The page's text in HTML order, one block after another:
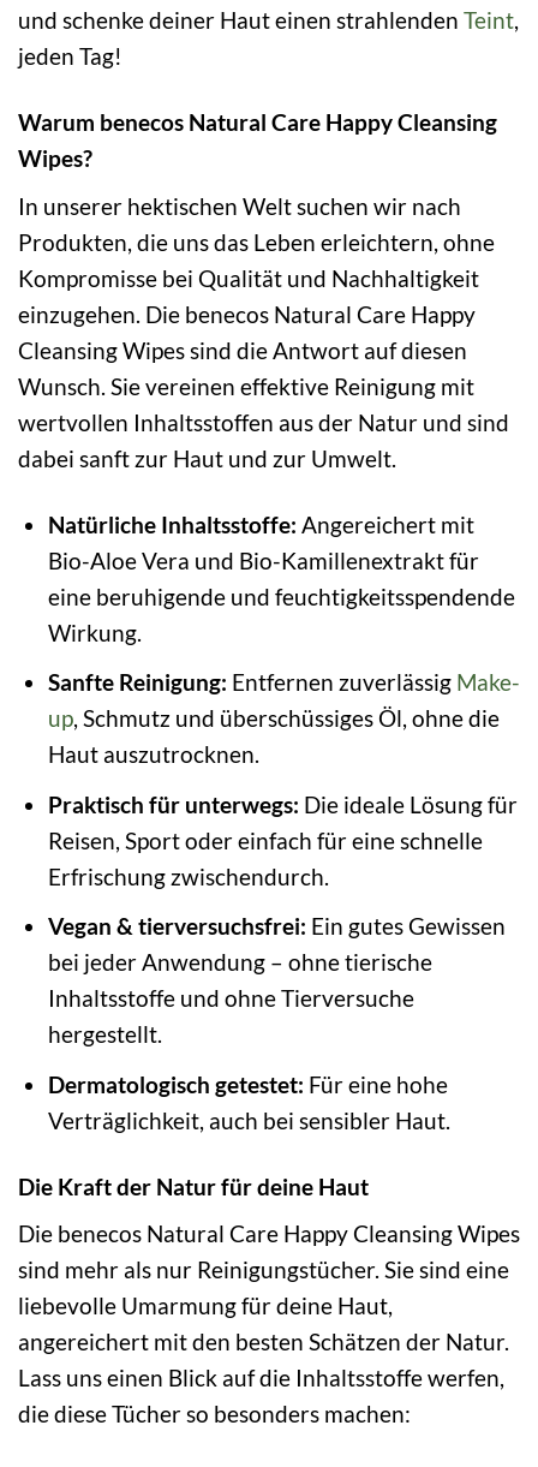
und schenke deiner Haut einen strahlenden Teint,
jeden Tag!
Warum benecos Natural Care Happy Cleansing
Wipes?
In unserer hektischen Welt suchen wir nach
Produkten, die uns das Leben erleichtern, ohne
Kompromisse bei Qualität und Nachhaltigkeit
einzugehen. Die benecos Natural Care Happy
Cleansing Wipes sind die Antwort auf diesen
Wunsch. Sie vereinen effektive Reinigung mit
wertvollen Inhaltsstoffen aus der Natur und sind
dabei sanft zur Haut und zur Umwelt.
Natürliche Inhaltsstoffe: Angereichert mit
Bio-Aloe Vera und Bio-Kamillenextrakt für
eine beruhigende und feuchtigkeitsspendende
Wirkung.
Sanfte Reinigung: Entfernen zuverlässig Make-
up, Schmutz und überschüssiges Öl, ohne die
Haut auszutrocknen.
Praktisch für unterwegs: Die ideale Lösung für
Reisen, Sport oder einfach für eine schnelle
Erfrischung zwischendurch.
Vegan & tierversuchsfrei: Ein gutes Gewissen
bei jeder Anwendung – ohne tierische
Inhaltsstoffe und ohne Tierversuche
hergestellt.
Dermatologisch getestet: Für eine hohe
Verträglichkeit, auch bei sensibler Haut.
Die Kraft der Natur für deine Haut
Die benecos Natural Care Happy Cleansing Wipes
sind mehr als nur Reinigungstücher. Sie sind eine
liebevolle Umarmung für deine Haut,
angereichert mit den besten Schätzen der Natur.
Lass uns einen Blick auf die Inhaltsstoffe werfen,
die diese Tücher so besonders machen: